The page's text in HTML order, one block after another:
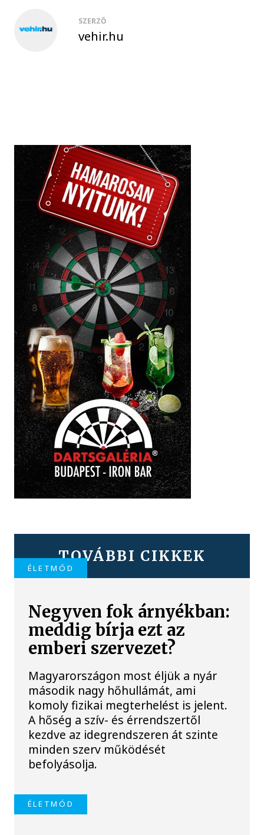
SZERZŐ
vehir.hu
TOVÁBBI CIKKEK
ÉLETMÓD
Negyven fok árnyékban:
meddig bírja ezt az
emberi szervezet?
Magyarországon most éljük a nyár
második nagy hőhullámát, ami
komoly fizikai megterhelést is jelent.
A hőség a szív- és érrendszertől
kezdve az idegrendszeren át szinte
minden szerv működését
befolyásolja.
ÉLETMÓD